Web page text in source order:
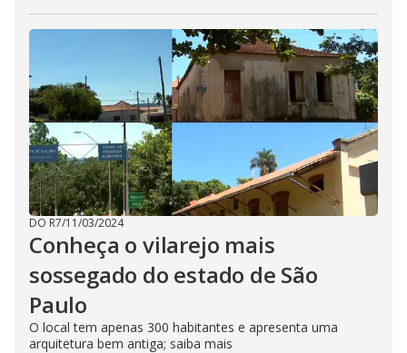
DO R7/11/03/2024
Conheça o vilarejo mais
sossegado do estado de São
Paulo
O local tem apenas 300 habitantes e apresenta uma
arquitetura bem antiga; saiba mais